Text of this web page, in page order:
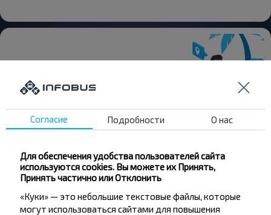
Хотите
путешествовать
Не пропусти специальные акции, скидки и
другие интересные предложения INFOBUS.
Подпишись на получение новостей и
путешествуй с нами дешевле!
Согласие Подробности О нас
Для обеспечения удобства пользователей сайта
используются cookies. Вы можете их Принять,
Принять частично или Отклонить
«Куки» — это небольшие текстовые файлы, которые
могут использоваться сайтами для повышения